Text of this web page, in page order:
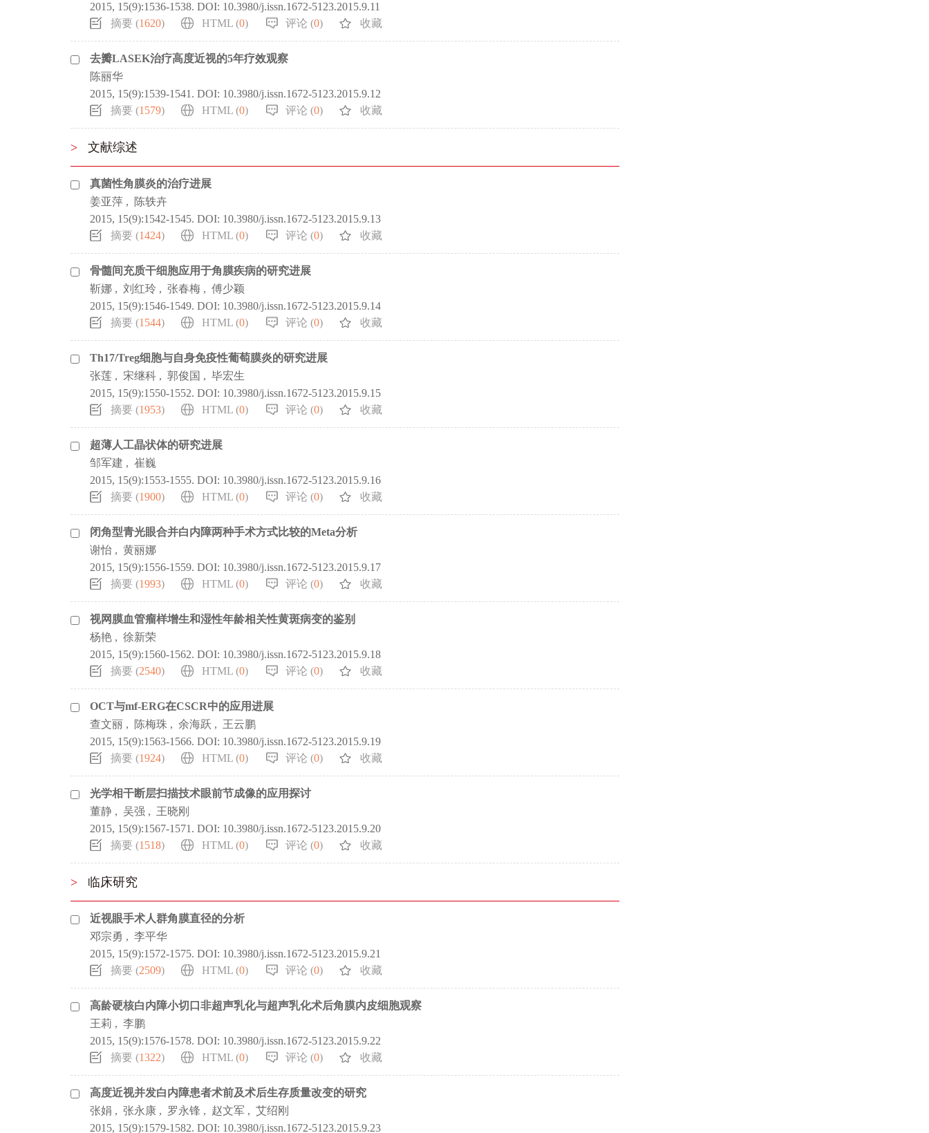
2015, 15(9):1536-1538. DOI: 10.3980/j.issn.1672-5123.2015.9.11
摘要 (1620) HTML (0) 评论 (0) 收藏
去瓣LASEK治疗高度近视的5年疗效观察
陈丽华
2015, 15(9):1539-1541. DOI: 10.3980/j.issn.1672-5123.2015.9.12
摘要 (1579) HTML (0) 评论 (0) 收藏
> 文献综述
真菌性角膜炎的治疗进展
姜亚萍 ,
陈轶卉
2015, 15(9):1542-1545. DOI: 10.3980/j.issn.1672-5123.2015.9.13
摘要 (1424) HTML (0) 评论 (0) 收藏
骨髓间充质干细胞应用于角膜疾病的研究进展
靳娜 , 刘红玲 , 张春梅 , 傅少颖
2015, 15(9):1546-1549. DOI: 10.3980/j.issn.1672-5123.2015.9.14
摘要 (1544) HTML (0) 评论 (0) 收藏
Th17/Treg细胞与自身免疫性葡萄膜炎的研究进展
张莲 , 宋继科 , 郭俊国 , 毕宏生
2015, 15(9):1550-1552. DOI: 10.3980/j.issn.1672-5123.2015.9.15
摘要 (1953) HTML (0) 评论 (0) 收藏
超薄人工晶状体的研究进展
邹军建 , 崔巍
2015, 15(9):1553-1555. DOI: 10.3980/j.issn.1672-5123.2015.9.16
摘要 (1900) HTML (0) 评论 (0) 收藏
闭角型青光眼合并白内障两种手术方式比较的Meta分析
谢怡 , 黄丽娜
2015, 15(9):1556-1559. DOI: 10.3980/j.issn.1672-5123.2015.9.17
摘要 (1993) HTML (0) 评论 (0) 收藏
视网膜血管瘤样增生和湿性年龄相关性黄斑病变的鉴别
杨艳 , 徐新荣
2015, 15(9):1560-1562. DOI: 10.3980/j.issn.1672-5123.2015.9.18
摘要 (2540) HTML (0) 评论 (0) 收藏
OCT与mf-ERG在CSCR中的应用进展
查文丽 , 陈梅珠 , 余海跃 , 王云鹏
2015, 15(9):1563-1566. DOI: 10.3980/j.issn.1672-5123.2015.9.19
摘要 (1924) HTML (0) 评论 (0) 收藏
光学相干断层扫描技术眼前节成像的应用探讨
董静 , 吴强 , 王晓刚
2015, 15(9):1567-1571. DOI: 10.3980/j.issn.1672-5123.2015.9.20
摘要 (1518) HTML (0) 评论 (0) 收藏
> 临床研究
近视眼手术人群角膜直径的分析
邓宗勇 , 李平华
2015, 15(9):1572-1575. DOI: 10.3980/j.issn.1672-5123.2015.9.21
摘要 (2509) HTML (0) 评论 (0) 收藏
高龄硬核白内障小切口非超声乳化与超声乳化术后角膜内皮细胞观察
王莉 , 李鹏
2015, 15(9):1576-1578. DOI: 10.3980/j.issn.1672-5123.2015.9.22
摘要 (1322) HTML (0) 评论 (0) 收藏
高度近视并发白内障患者术前及术后生存质量改变的研究
张娟 , 张永康 , 罗永锋 , 赵文军 , 艾绍刚
2015, 15(9):1579-1582. DOI: 10.3980/j.issn.1672-5123.2015.9.23